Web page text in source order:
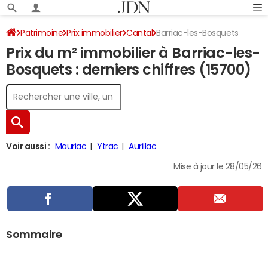
Patrimoine Prix immobilier Cantal Barriac-les-Bosquets
Prix du m² immobilier à Barriac-les-
Bosquets : derniers chiffres (15700)
Voir aussi : Mauriac Ytrac Aurillac
Mise à jour le 28/05/26
Sommaire